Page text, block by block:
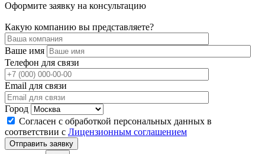
Оформите заявку на консультацию
Какую компанию вы представляете?
Ваше имя
Телефон для связи
Email для связи
Город
Согласен с обработкой персональных данных в
соответствии с Лицензионным соглашением